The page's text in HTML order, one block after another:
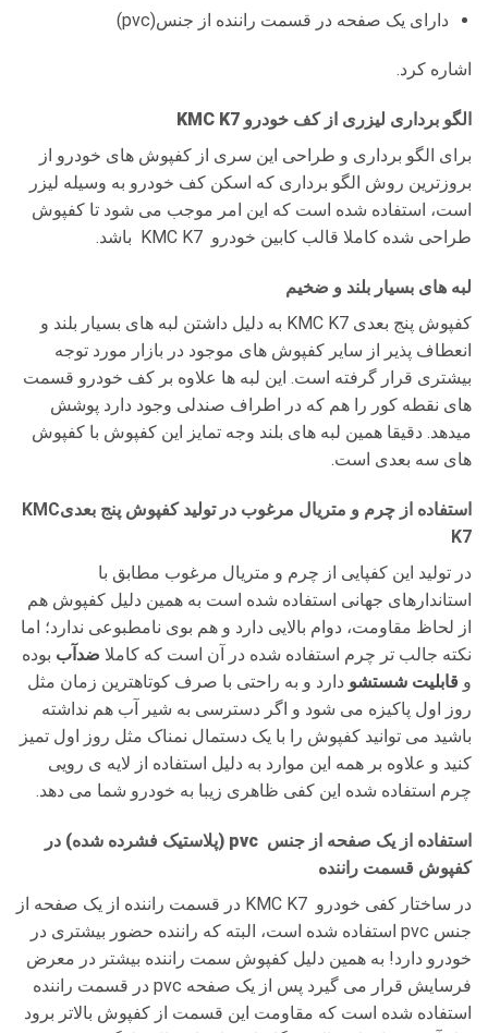
دارای یک صفحه در قسمت راننده از جنس(pvc)
اشاره کرد.
الگو برداری لیزری از کف خودرو KMC K7
برای الگو برداری و طراحی این سری از کفپوش های خودرو از
بروزترین روش الگو برداری که اسکن کف خودرو به وسیله لیزر
است، استفاده شده است که این امر موجب می شود تا کفپوش
طراحی شده کاملا قالب کابین خودرو KMC K7 باشد.
لبه های بسیار بلند و ضخیم
کفپوش پنج بعدی KMC K7 به دلیل داشتن لبه های بسیار بلند و
انعطاف پذیر از سایر کفپوش های موجود در بازار مورد توجه
بیشتری قرار گرفته است. این لبه ها علاوه بر کف خودرو قسمت
های نقطه کور را هم که در اطراف صندلی وجود دارد پوشش
میدهد. دقیقا همین لبه های بلند وجه تمایز این کفپوش با کفپوش
های سه بعدی است.
استفاده از چرم و متریال مرغوب در تولید کفپوش پنج بعدیKMC
K7
در تولید این کفپایی از چرم و متریال مرغوب مطابق با
استاندارهای جهانی استفاده شده است به همین دلیل کفپوش هم
از لحاظ مقاومت، دوام بالایی دارد و هم بوی نامطبوعی ندارد؛ اما
نکته جالب تر چرم استفاده شده در آن است که کاملا ضدآب بوده
و قابلیت شستشو دارد و به راحتی با صرف کوتاهترین زمان مثل
روز اول پاکیزه می شود و اگر دسترسی به شیر آب هم نداشته
باشید می توانید کفپوش را با یک دستمال نمناک مثل روز اول تمیز
کنید و علاوه بر همه این موارد به دلیل استفاده از لایه ی رویی
چرم استفاده شده این کفی ظاهری زیبا به خودرو شما می دهد.
استفاده از یک صفحه از جنس
پلاستیک فشرده شده) در
کفپوش قسمت راننده
در ساختار کفی خودرو KMC K7 در قسمت راننده از یک صفحه از
جنس pvc استفاده شده است، البته که راننده حضور بیشتری در
خودرو دارد! به همین دلیل کفپوش سمت راننده بیشتر در معرض
فرسایش قرار می گیرد پس از یک صفحه pvc در قسمت راننده
استفاده شده است که مقاومت این قسمت از کفپوش بالاتر برود